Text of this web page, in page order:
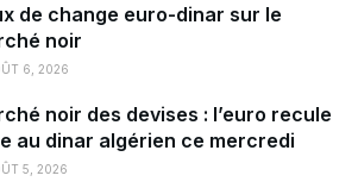
de change euro-dinar sur le
noir
6, 2026
noir des devises : l’euro recule
au dinar algérien ce mercredi
5, 2026